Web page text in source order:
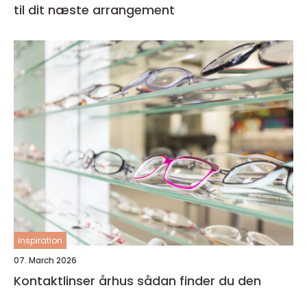
til dit næste arrangement
inspiration
07. March 2026
Kontaktlinser århus sådan finder du den